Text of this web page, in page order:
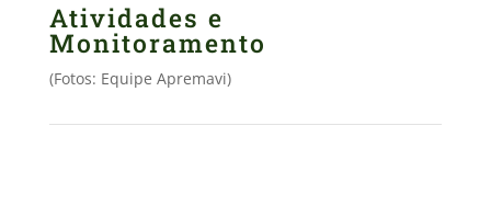
Atividades e
Monitoramento
(Fotos: Equipe Apremavi)